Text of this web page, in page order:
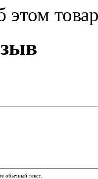
этом
обычный текст.